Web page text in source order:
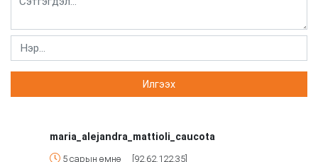
maria_alejandra_mattioli_caucota
5 сарын өмнө [92.62.122.35]